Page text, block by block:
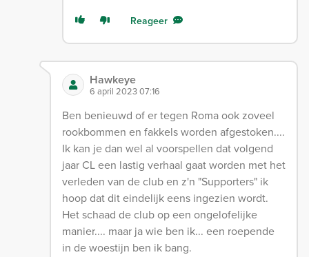
Reageer
Hawkeye
6 april 2023 07:16
Ben benieuwd of er tegen Roma ook zoveel
rookbommen en fakkels worden afgestoken....
Ik kan je dan wel al voorspellen dat volgend
jaar CL een lastig verhaal gaat worden met het
verleden van de club en z'n "Supporters" ik
hoop dat dit eindelijk eens ingezien wordt.
Het schaad de club op een ongelofelijke
manier.... maar ja wie ben ik... een roepende
in de woestijn ben ik bang.